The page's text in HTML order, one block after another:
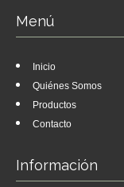
Menú
Inicio
Quiénes Somos
Productos
Contacto
Información